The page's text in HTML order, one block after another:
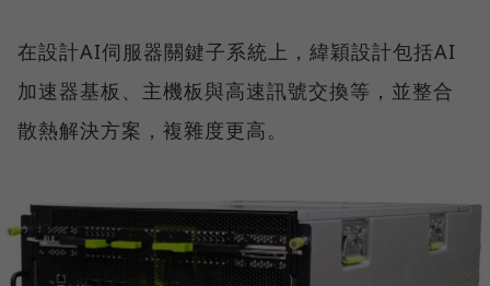
在設計AI伺服器關鍵子系統上，緯穎設計包括AI
加速器基板、主機板與高速訊號交換等，並整合
散熱解決方案，複雜度更高。